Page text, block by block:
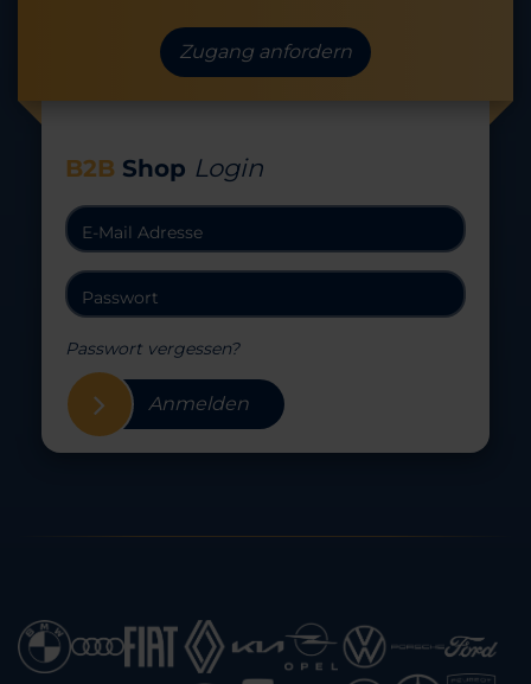
Zugang anfordern
B2B Shop Login
Passwort vergessen?
Anmelden